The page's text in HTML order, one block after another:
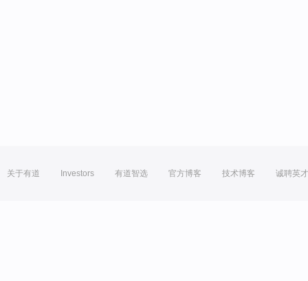
关于有道 Investors 有道智选 官方博客 技术博客 诚聘英才